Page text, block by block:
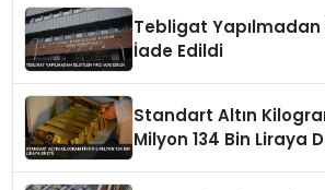
Tebligat Yapılmadan
İade Edildi
Standart Altın
Milyon 134 Bin Liraya